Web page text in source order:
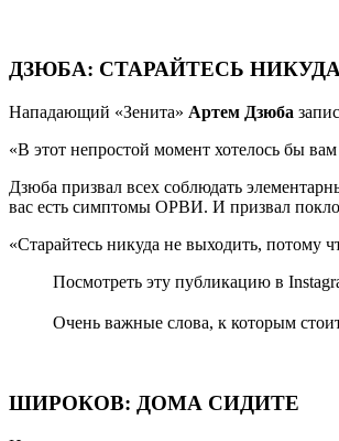
ДЗЮБА: СТАРАЙТЕСЬ
Нападающий «Зенита» Артем Дзюба
«В этот непростой момент хотелось бы
Дзюба призвал всех соблюдать
вас есть симптомы ОРВИ. И призвал
«Старайтесь никуда не выходить, потому
Посмотреть эту публикацию в
Очень важные слова, к которым
ШИРОКОВ: ДОМА СИДИТЕ